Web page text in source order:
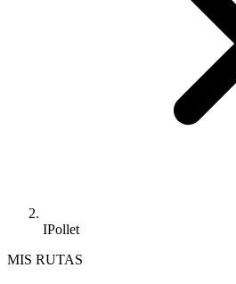
IPollet
MIS RUTAS